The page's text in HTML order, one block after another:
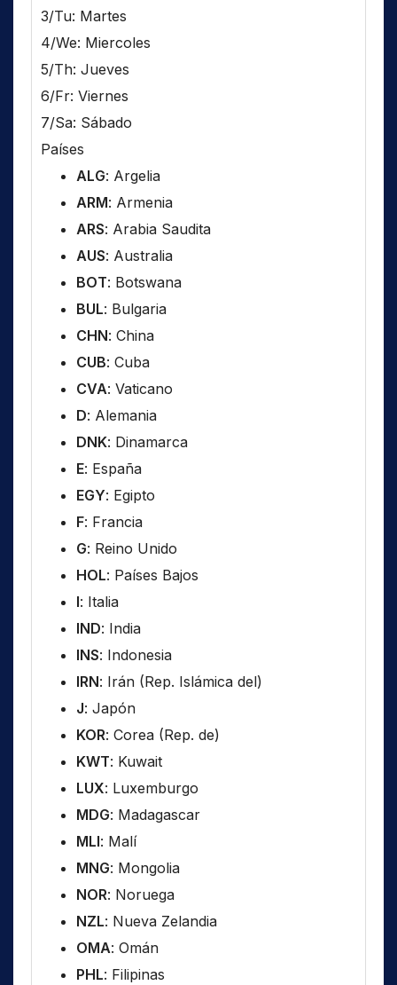
3/Tu: Martes
4/We: Miercoles
5/Th: Jueves
6/Fr: Viernes
7/Sa: Sábado
Países
ALG: Argelia
ARM: Armenia
ARS: Arabia Saudita
AUS: Australia
BOT: Botswana
BUL: Bulgaria
CHN: China
CUB: Cuba
CVA: Vaticano
D: Alemania
DNK: Dinamarca
E: España
EGY: Egipto
F: Francia
G: Reino Unido
HOL: Países Bajos
I: Italia
IND: India
INS: Indonesia
IRN: Irán (Rep. Islámica del)
J: Japón
KOR: Corea (Rep. de)
KWT: Kuwait
LUX: Luxemburgo
MDG: Madagascar
MLI: Malí
MNG: Mongolia
NOR: Noruega
NZL: Nueva Zelandia
OMA: Omán
PHL: Filipinas